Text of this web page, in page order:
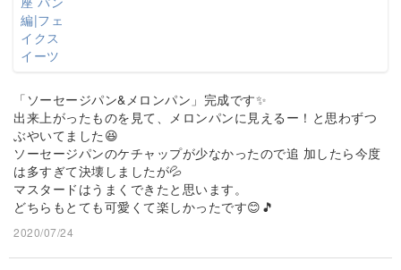
「ソーセージパン&メロンパン」完成です✨
出来上がったものを見て、メロンパンに見えるー！と思わずつ
ぶやいてました😆
ソーセージパンのケチャップが少なかったので追 加したら今度
は多すぎて決壊しましたが💦
マスタードはうまくできたと思います。
どちらもとても可愛くて楽しかったです😊🎵
2020/07/24